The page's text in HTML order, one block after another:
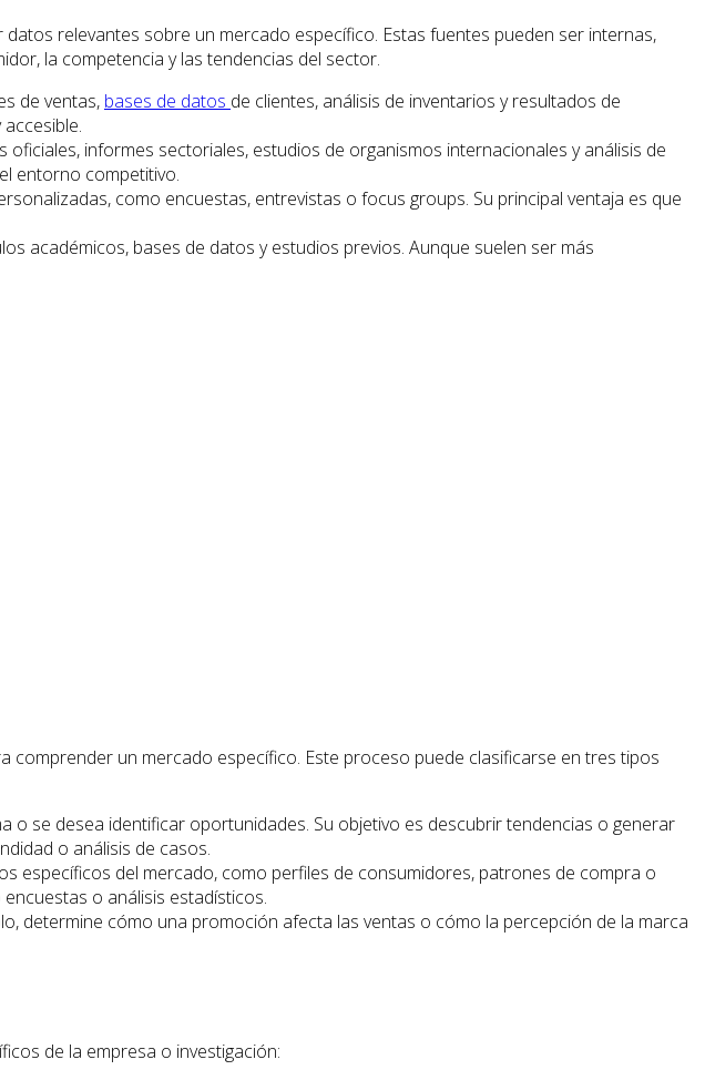
relevantes sobre un mercado específico. Estas fuentes pueden ser internas,
la competencia y las tendencias del sector.
de ventas, bases de datos de clientes, análisis de inventarios y resultados de
informes sectoriales, estudios de organismos internacionales y análisis de
entorno competitivo.
como encuestas, entrevistas o focus groups. Su principal ventaja es que
académicos, bases de datos y estudios previos. Aunque suelen ser más
un mercado específico. Este proceso puede clasificarse en tres tipos
o se desea identificar oportunidades. Su objetivo es descubrir tendencias o generar
o análisis de casos.
específicos del mercado, como perfiles de consumidores, patrones de compra o
o análisis estadísticos.
determine cómo una promoción afecta las ventas o cómo la percepción de la marca
de la empresa o investigación: